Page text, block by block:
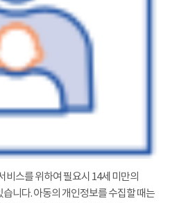
비스를 위하여 필요시 14세 미만의
니다. 아동의 개인정보를 수집할 때는